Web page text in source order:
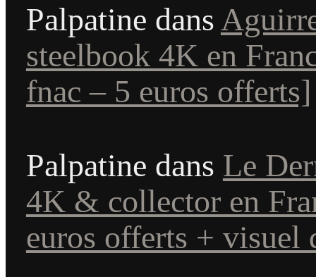
Palpatine dans
steelbook 4K en
fnac – 5 euros offerts]
Palpatine dans Le
4K & collector en
euros offerts + visuel